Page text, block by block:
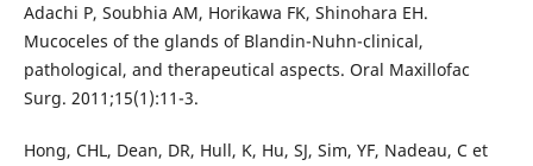
Adachi P, Soubhia AM, Horikawa FK, Shinohara EH.
Mucoceles of the glands of Blandin-Nuhn-clinical,
pathological, and therapeutical aspects. Oral Maxillofac
Surg. 2011;15(1):11-3.
Hong, CHL, Dean, DR, Hull, K, Hu, SJ, Sim, YF, Nadeau, C et